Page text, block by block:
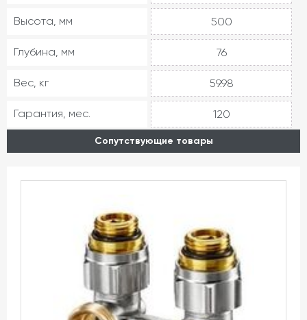
Высота, мм 500
Глубина, мм 76
Вес, кг 59.98
Гарантия, мес. 120
Сопутствующие товары